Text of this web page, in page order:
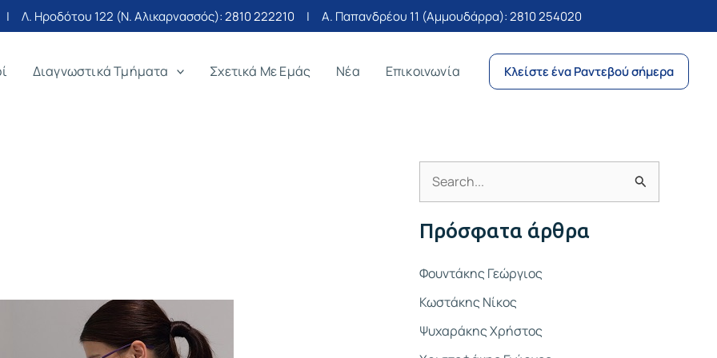
| Λ. Ηροδότου 122 (Ν. Αλικαρνασσός):2810 222210 | Α. Παπανδρέου 11 (Αμμουδάρρα):2810 254020
Διαγνωστικά Τμήματα Σχετικά Με Εμάς Νέα Επικοινωνία Κλείστε ένα Ραντεβού σήμερα
α
τ
η
Πρόσφατα άρθρα
Φουντάκης Γεώργιος
Κωστάκης Νίκος
Ψυχαράκης Χρήστος